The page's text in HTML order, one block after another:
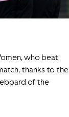
who beat
thanks to the
of the